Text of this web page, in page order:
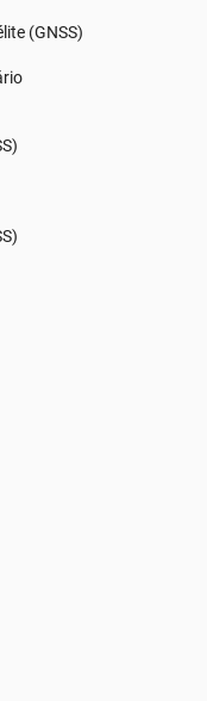
(GNSS)